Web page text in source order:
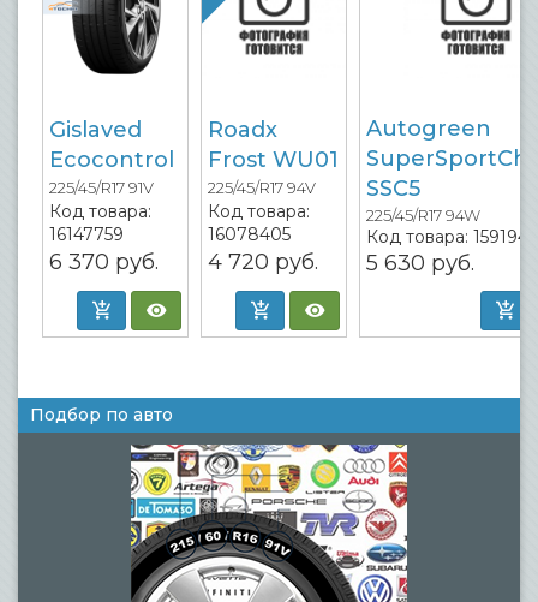
Gislaved
Ecocontrol
225/45/R17 91V
Код товара:
16147759
6 370 руб.
Roadx
Frost WU01
225/45/R17 94V
Код товара:
16078405
4 720 руб.
Autogreen
SSC5
225/45/R17 94W
Код товара:
5 630 руб.
Подбор по авто